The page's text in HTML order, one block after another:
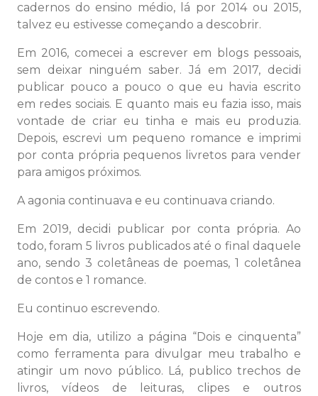
cadernos do ensino médio, lá por 2014 ou 2015,
talvez eu estivesse começando a descobrir.
Em 2016, comecei a escrever em blogs pessoais,
sem deixar ninguém saber. Já em 2017, decidi
publicar pouco a pouco o que eu havia escrito
em redes sociais. E quanto mais eu fazia isso, mais
vontade de criar eu tinha e mais eu produzia.
Depois, escrevi um pequeno romance e imprimi
por conta própria pequenos livretos para vender
para amigos próximos.
A agonia continuava e eu continuava criando.
Em 2019, decidi publicar por conta própria. Ao
todo, foram 5 livros publicados até o final daquele
ano, sendo 3 coletâneas de poemas, 1 coletânea
de contos e 1 romance.
Eu continuo escrevendo.
Hoje em dia, utilizo a página “Dois e cinquenta”
como ferramenta para divulgar meu trabalho e
atingir um novo público. Lá, publico trechos de
livros, vídeos de leituras, clipes e outros